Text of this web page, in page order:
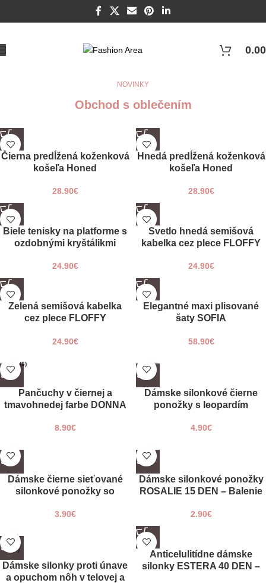
0.00
NOVINKY
Obchod s oblečením
UNI
Čierna predĺžená koženková
košeľa Honed
28.90€
UNI
Hnedá predĺžená koženková
košeľa Honed
28.90€
37
41
Biele tenisky na platforme s
ozdobnými kryštálikmi
24.90€
Svetlo hnedá semišová
kabelka cez plece FLOFFY
24.90€
Zelená semišová kabelka
cez plece FLOFFY
24.90€
Elegantné maxi plisované
šaty SOFIA
58.90€
XXL (6)
Pančuchy v čiernej a
tmavohnedej farbe DONNA
do XXL
8.90€
Dámske silonkové čierne
ponožky s leopardím
4.90€
Dámske čierne sieťované
silonkové ponožky so
3.90€
Dámske silonkové ponožky
ROSALIE 15 DEN – Balenie
2.90€
L (4)
M (3)
S (2)
XL (5)
Dámske silonky proti únave
a opuchom nôh v telovej a
L (4)
M (3)
S (2)
Anticelulitídne dámske
silonky ESTERA 40 DEN –